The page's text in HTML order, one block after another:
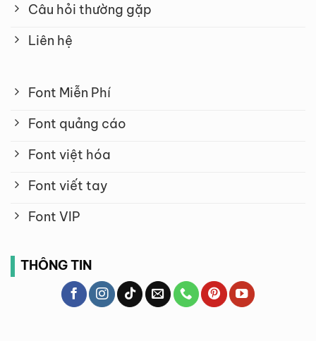
dụng font. Bạn sẽ luôn nhận được
Fontmienphi.com.
Kết luận
một giải pháp tiết kiệm và linh hoạt
để truy cập vào một thư viện phong
nhiều lợi ích như sử dụng không giới
hạn, tải xuống nhanh chóng, cập
để hoàn thiện các dự án thiết kế của
mình. Hãy tham gia ngay hôm nay để
khám phá toàn bộ tiềm năng của
Câu hỏi thường gặp
Liên hệ
Font Miễn Phí
Font quảng cáo
Font việt hóa
Font viết tay
Font VIP
THÔNG TIN